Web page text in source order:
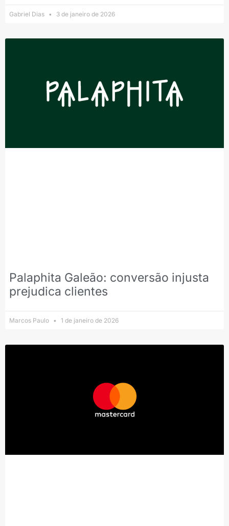
Gabriel Dias 3 de janeiro de 2026
Palaphita Galeão: conversão injusta
prejudica clientes
Marcos Paulo 1 de janeiro de 2026